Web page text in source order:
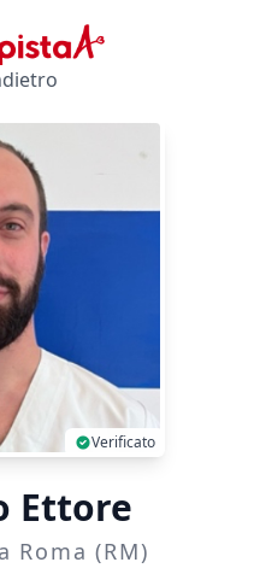
Verificato
Ettore
Roma (RM)